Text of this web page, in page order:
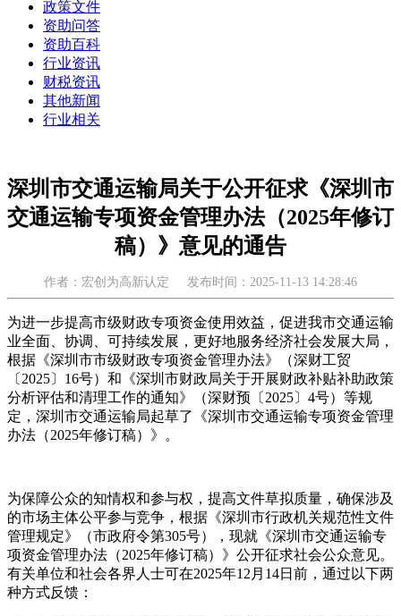
政策文件
资助问答
资助百科
行业资讯
财税资讯
其他新闻
行业相关
深圳市交通运输局关于公开征求《深圳市
交通运输专项资金管理办法（2025年修订
稿）》意见的通告
作者：宏创为高新认定 发布时间：2025-11-13 14:28:46
为进一步提高市级财政专项资金使用效益，促进我市交通运输
业全面、协调、可持续发展，更好地服务经济社会发展大局，
根据《深圳市市级财政专项资金管理办法》（深财工贸
〔2025〕16号）和《深圳市财政局关于开展财政补贴补助政策
分析评估和清理工作的通知》（深财预〔2025〕4号）等规
定，深圳市交通运输局起草了《深圳市交通运输专项资金管理
办法（2025年修订稿）》。
为保障公众的知情权和参与权，提高文件草拟质量，确保涉及
的市场主体公平参与竞争，根据《深圳市行政机关规范性文件
管理规定》（市政府令第305号），现就《深圳市交通运输专
项资金管理办法（2025年修订稿）》公开征求社会公众意见。
有关单位和社会各界人士可在2025年12月14日前，通过以下两
种方式反馈：